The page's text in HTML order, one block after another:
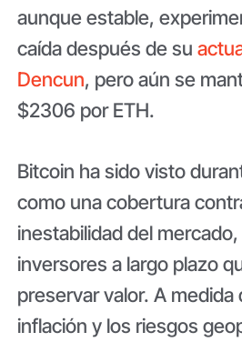
aunque estable,
caída después de su
Dencun, pero aún se
$2306 por ETH.
Bitcoin ha sido visto
como una cobertura
inestabilidad del
inversores a largo plazo
preservar valor. A medida
inflación y los riesgos